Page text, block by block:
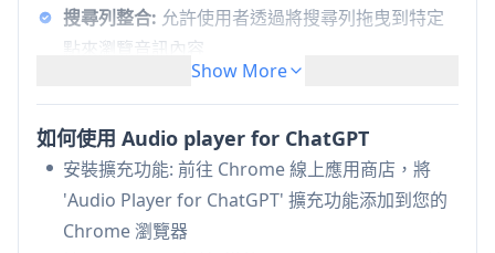
搜尋列整合: 允許使用者透過將搜尋列拖曳到特定
點來瀏覽音訊內容
顯示音訊播放的長度和目前位置，
以便更好地進行時間管理
瀏覽器原生整合:利用瀏覽器內建的音訊控制，提
供可靠且熟悉的使用者體驗
Audio player for ChatGPT 的使用案例
Show More
如何使用 Audio player for ChatGPT
安裝擴充功能: 前往 Chrome 線上應用商店，將
'Audio Player for ChatGPT' 擴充功能添加到您的
Chrome 瀏覽器